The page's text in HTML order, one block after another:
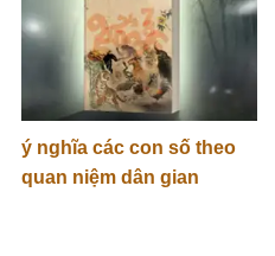
ý nghĩa các con số theo
quan niệm dân gian